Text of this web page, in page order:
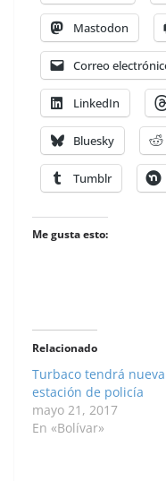
Mastodon
Correo
LinkedIn
Bluesky
Tumblr
Me gusta esto:
Relacionado
Turbaco tendrá nueva
estación de policía
mayo 21, 2017
En «Bolívar»